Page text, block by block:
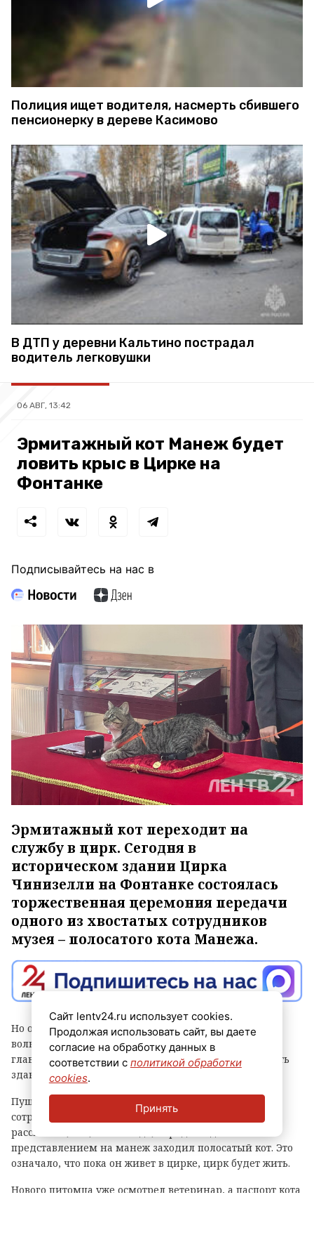
Полиция ищет водителя, насмерть сбившего
пенсионерку в дереве Касимово
В ДТП у деревни Кальтино пострадал
водитель легковушки
06 АВГ, 13:42
Эрмитажный кот Манеж будет
ловить крыс в Цирке на
Фонтанке
Подписывайтесь на нас в
Эрмитажный кот переходит на
службу в цирк. Сегодня в
историческом здании Цирка
Чинизелли на Фонтанке состоялась
торжественная церемония передачи
одного из хвостатых сотрудников
музея – полосатого кота Манежа.
Но он никогда не выйдет на сцену и не окажется в
вольере. Вместо этого Манеж продолжит выполнять
главную миссию любого эрмитажного кота – охранять
здание от грызунов.
Пушистого охранника у Эрмитажа попросили
сотрудники цирка. Его директор Валерия Воронина
рассказала, что, по легенде, перед каждым
представлением на манеж заходил полосатый кот. Это
означало, что пока он живет в цирке, цирк будет жить.
Нового питомца уже осмотрел ветеринар, а паспорт кота
Сайт lentv24.ru использует cookies.
Продолжая использовать сайт, вы даете
согласие на обработку данных в
соответствии с политикой обработки
cookies.
Принять